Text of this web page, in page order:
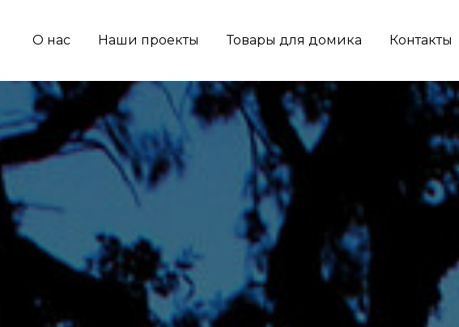
О нас Наши проекты Товары для домика Контакты